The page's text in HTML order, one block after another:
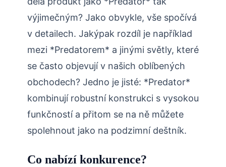
výjimečným? Jako obvykle, vše spočívá
v detailech. Jakýpak rozdíl je například
mezi *Predatorem* a jinými světly, které
se často objevují v našich oblíbených
obchodech? Jedno je jisté: *Predator*
kombinují robustní konstrukci s vysokou
funkčností a přitom se na ně můžete
spolehnout jako na podzimní deštník.
Co nabízí konkurence?